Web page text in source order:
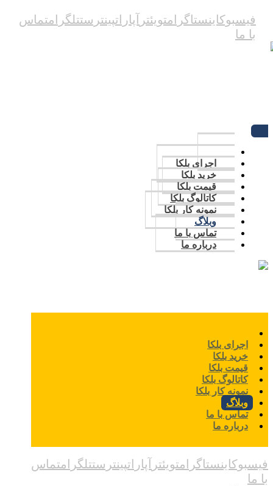
فیسبوکاینستاگرامتویئتر آپاراتپینترستتلگرامتماس
با ما
اجرای بلکا
خرید بلکا
قیمت بلکا
کاتالوگ بلکا
نمونه کار بلکا
وبلاگ
تماس با ما
درباره ما
اجرای بلکا
خرید بلکا
قیمت بلکا
کاتالوگ بلکا
نمونه کار بلکا
وبلاگ
تماس با ما
درباره ما
فیسبوکاینستاگرامتویئتر آپاراتپینترستتلگرامتماس
با ما